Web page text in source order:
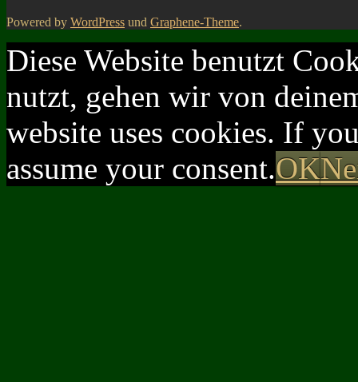
Powered by WordPress und Graphene-Theme.
Diese Website benutzt
nutzt, gehen wir von
website uses cookies. If
assume your consent.OK